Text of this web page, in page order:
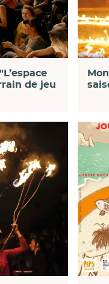
de jeu